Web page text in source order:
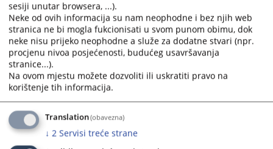
osim sporova o prijevozu putnika;
d) sporove iz autorskog prava, srodnih prava i
prava industrijskog vlasništva;
e) sporove nastale povodom djela za koja se tvrdi
da predstavljaju nelojalnu konkurenciju ili
monopolistički sporazum;
f) u postupku stečaja i likvidacije, u skladu sa
zakonom, kao i u svim sporovima koji nastanu u tijeku i
povodom provođenja postupka stečaja i likvidacije;
- u prekršajnim predmetima:
sesiji unutar browsera, ...).
Neke od ovih informacija su nam neophodne i bez njih web
stranica ne bi mogla fukcionisati u svom punom obimu, dok
neke nisu prijeko neophodne a služe za dodatne stvari (npr.
procjenu nivoa posjećenosti, budućeg usavršavanja
stranice...).
Na ovom mjestu možete dozvoliti ili uskratiti pravo na
korištenje tih informacija.
Translation(obavezna)
↓ 2 Servisi treće strane